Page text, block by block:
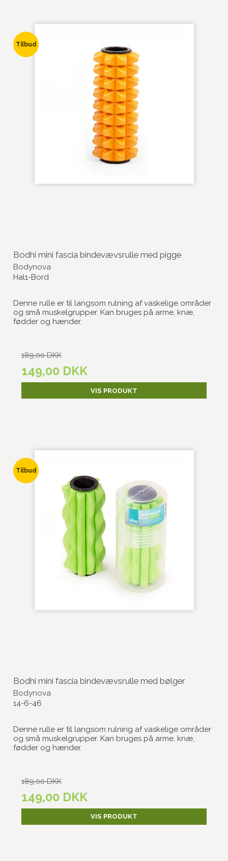
Tilbud
Bodhi mini fascia bindevævsrulle med pigge
Bodynova
Hal1-Bord
Denne rulle er til langsom rulning af vaskelige områder
og små muskelgrupper. Kan bruges på arme, knæ,
fødder og hænder.
189,00 DKK
149,00 DKK
VIS PRODUKT
Tilbud
Bodhi mini fascia bindevævsrulle med bølger
Bodynova
14-6-46
Denne rulle er til langsom rulning af vaskelige områder
og små muskelgrupper. Kan bruges på arme, knæ,
fødder og hænder.
189,00 DKK
149,00 DKK
VIS PRODUKT